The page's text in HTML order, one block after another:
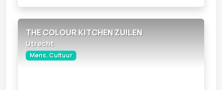
THE COLOUR KITCHEN ZUILEN
Utrecht
Mens, Cultuur